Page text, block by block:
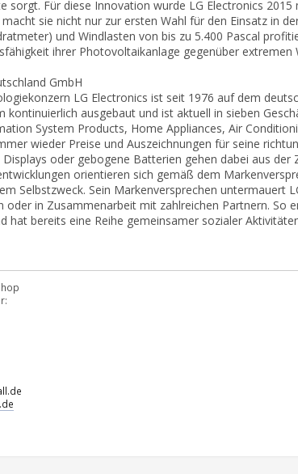
sorgt. Für diese Innovation wurde LG Electronics
sie nicht nur zur ersten Wahl für den Einsatz in
und Windlasten von bis zu 5.400 Pascal
ihrer Photovoltaikanlage gegenüber extremen
GmbH
LG Electronics ist seit 1976 auf dem
kontinuierlich ausgebaut und ist aktuell in sieben
System Products, Home Appliances, Air
wieder Preise und Auszeichnungen für seine
oder gebogene Batterien gehen dabei aus
orientieren sich gemäß dem
Selbstzweck. Sein Markenversprechen untermauert
oder in Zusammenarbeit mit zahlreichen Partnern. So
hat bereits eine Reihe gemeinsamer sozialer